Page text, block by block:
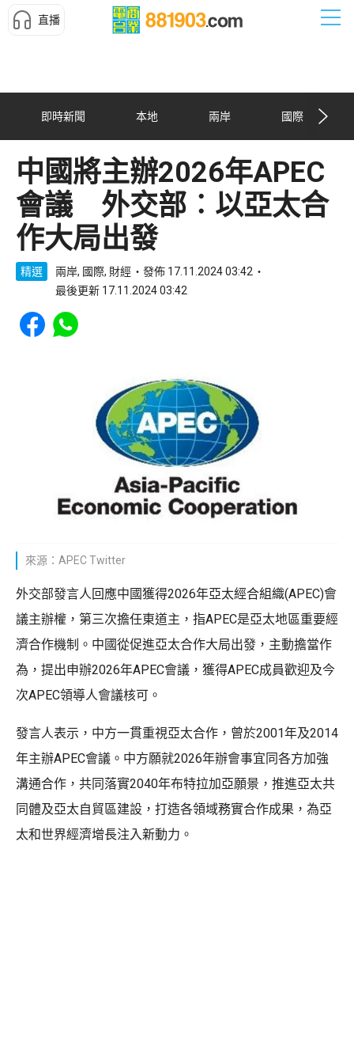
直播
即時新聞 本地 兩岸 國際
中國將主辦2026年APEC
會議 外交部︰以亞太合
作大局出發
精選 兩岸, 國際, 財經
發佈 17.11.2024 03:42
最後更新 17.11.2024 03:42
Share to Facebook
Share to WhatsApp
來源：APEC Twitter
外交部發言人回應中國獲得2026年亞太經合組織(APEC)會
議主辦權，第三次擔任東道主，指APEC是亞太地區重要經
濟合作機制。中國從促進亞太合作大局出發，主動擔當作
為，提出申辦2026年APEC會議，獲得APEC成員歡迎及今
次APEC領導人會議核可。
發言人表示，中方一貫重視亞太合作，曾於2001年及2014
年主辦APEC會議。中方願就2026年辦會事宜同各方加強
溝通合作，共同落實2040年布特拉加亞願景，推進亞太共
同體及亞太自貿區建設，打造各領域務實合作成果，為亞
太和世界經濟增長注入新動力。